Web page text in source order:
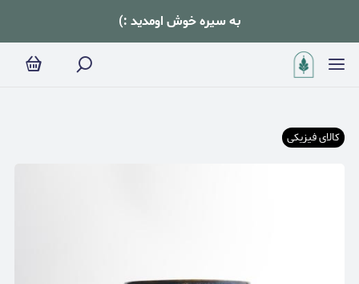
به سیره خوش اومدید :)
کالای فیزیکی